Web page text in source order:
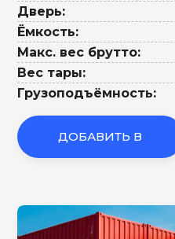
Дверь:
Ёмкость:
Макс. вес брутто:
Вес тары:
Грузоподъёмность:
ДОБАВИТЬ В